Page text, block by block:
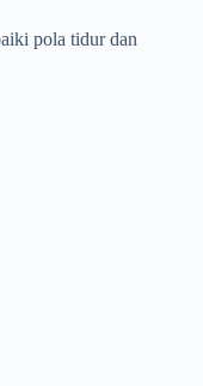
pola tidur dan